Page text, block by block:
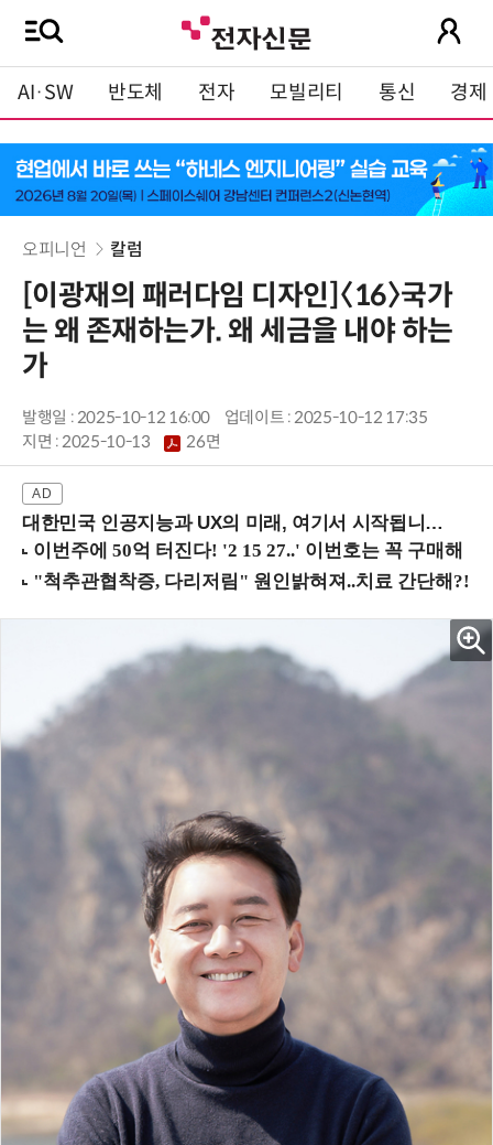
AI·SW 반도체 전자 모빌리티 통신 경제
오피니언 칼럼
[이광재의 패러다임 디자인]〈16〉국가
는 왜 존재하는가. 왜 세금을 내야 하는
가
발행일 : 2025-10-12 16:00
업데이트 : 2025-10-12 17:35
지면 :2025-10-13 26면
대한민국 인공지능과 UX의 미래, 여기서 시작됩니다! (9/2 강남역)